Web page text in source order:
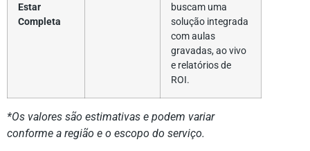
Estar
Completa
buscam uma
solução integrada
com aulas
gravadas, ao vivo
e relatórios de
ROI.
*Os valores são estimativas e podem variar
conforme a região e o escopo do serviço.